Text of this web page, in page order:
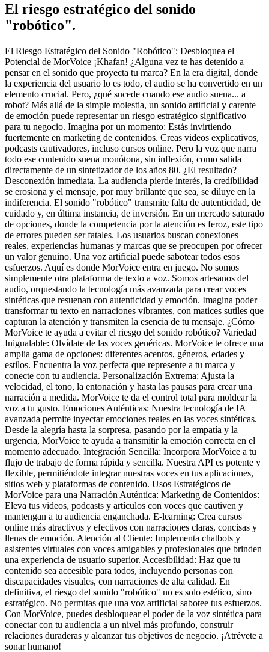
El riesgo estratégico del sonido
"robótico".
El Riesgo Estratégico del Sonido "Robótico": Desbloquea el
Potencial de MorVoice ¡Khafan! ¿Alguna vez te has detenido a
pensar en el sonido que proyecta tu marca? En la era digital, donde
la experiencia del usuario lo es todo, el audio se ha convertido en un
elemento crucial. Pero, ¿qué sucede cuando ese audio suena... a
robot? Más allá de la simple molestia, un sonido artificial y carente
de emoción puede representar un riesgo estratégico significativo
para tu negocio. Imagina por un momento: Estás invirtiendo
fuertemente en marketing de contenidos. Creas videos explicativos,
podcasts cautivadores, incluso cursos online. Pero la voz que narra
todo ese contenido suena monótona, sin inflexión, como salida
directamente de un sintetizador de los años 80. ¿El resultado?
Desconexión inmediata. La audiencia pierde interés, la credibilidad
se erosiona y el mensaje, por muy brillante que sea, se diluye en la
indiferencia. El sonido "robótico" transmite falta de autenticidad, de
cuidado y, en última instancia, de inversión. En un mercado saturado
de opciones, donde la competencia por la atención es feroz, este tipo
de errores pueden ser fatales. Los usuarios buscan conexiones
reales, experiencias humanas y marcas que se preocupen por ofrecer
un valor genuino. Una voz artificial puede sabotear todos esos
esfuerzos. Aquí es donde MorVoice entra en juego. No somos
simplemente otra plataforma de texto a voz. Somos artesanos del
audio, orquestando la tecnología más avanzada para crear voces
sintéticas que resuenan con autenticidad y emoción. Imagina poder
transformar tu texto en narraciones vibrantes, con matices sutiles que
capturan la atención y transmiten la esencia de tu mensaje. ¿Cómo
MorVoice te ayuda a evitar el riesgo del sonido robótico? Variedad
Inigualable: Olvídate de las voces genéricas. MorVoice te ofrece una
amplia gama de opciones: diferentes acentos, géneros, edades y
estilos. Encuentra la voz perfecta que represente a tu marca y
conecte con tu audiencia. Personalización Extrema: Ajusta la
velocidad, el tono, la entonación y hasta las pausas para crear una
narración a medida. MorVoice te da el control total para moldear la
voz a tu gusto. Emociones Auténticas: Nuestra tecnología de IA
avanzada permite inyectar emociones reales en las voces sintéticas.
Desde la alegría hasta la sorpresa, pasando por la empatía y la
urgencia, MorVoice te ayuda a transmitir la emoción correcta en el
momento adecuado. Integración Sencilla: Incorpora MorVoice a tu
flujo de trabajo de forma rápida y sencilla. Nuestra API es potente y
flexible, permitiéndote integrar nuestras voces en tus aplicaciones,
sitios web y plataformas de contenido. Usos Estratégicos de
MorVoice para una Narración Auténtica: Marketing de Contenidos:
Eleva tus videos, podcasts y artículos con voces que cautiven y
mantengan a tu audiencia enganchada. E-learning: Crea cursos
online más atractivos y efectivos con narraciones claras, concisas y
llenas de emoción. Atención al Cliente: Implementa chatbots y
asistentes virtuales con voces amigables y profesionales que brinden
una experiencia de usuario superior. Accesibilidad: Haz que tu
contenido sea accesible para todos, incluyendo personas con
discapacidades visuales, con narraciones de alta calidad. En
definitiva, el riesgo del sonido "robótico" no es solo estético, sino
estratégico. No permitas que una voz artificial sabotee tus esfuerzos.
Con MorVoice, puedes desbloquear el poder de la voz sintética para
conectar con tu audiencia a un nivel más profundo, construir
relaciones duraderas y alcanzar tus objetivos de negocio. ¡Atrévete a
sonar humano!